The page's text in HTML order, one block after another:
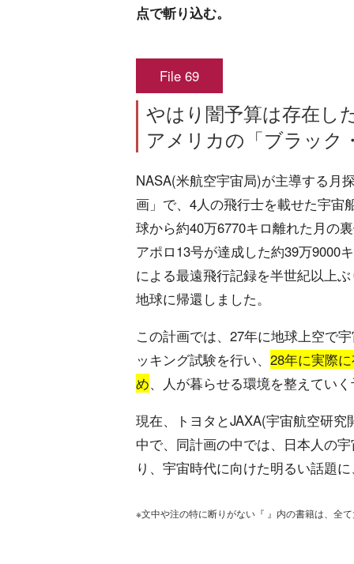
点で斬り込む。
File 69
やはり闇予算は存在し
アメリカの「ブラック
NASA(米航空宇宙局)が主導する月
画」で、4人の飛行士を載せた宇宙
球から約40万6770キロ離れた月の
アポロ13号が達成した約39万9000
による最遠飛行記録を半世紀以上
地球に帰還しました。
この計画では、27年に地球上空で
ッキング試験を行い、 28年に実際
め、人が暮らせる環境を整えてい
現在、トヨタとJAXA(宇宙航空研
中で、同計画の中では、日本人の
り、宇宙時代に向けた明るい話題
※文中や注の特に断りがない『 』内の書籍は、全